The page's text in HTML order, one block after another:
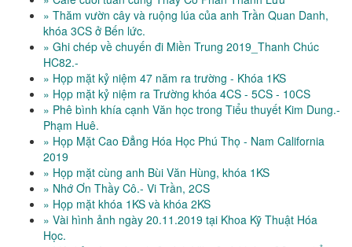
» Thăm vườn cây và ruộng lúa của anh Trần Quan Danh,
khóa 3CS ở Bến lức.
» Ghi chép về chuyến đi Miền Trung 2019_Thanh Chúc
HC82.-
» Họp mặt kỷ niệm 47 năm ra trường - Khóa 1KS
» Họp mặt kỷ niệm ra Trường khóa 4CS - 5CS - 10CS
» Phê bình khía cạnh Văn học trong Tiểu thuyết Kim Dung.-
Phạm Huê.
» Họp Mặt Cao Đẳng Hóa Học Phú Thọ - Nam California
2019
» Họp mặt cùng anh Bùi Văn Hùng, khóa 1KS
» Nhớ Ơn Thầy Cô.- Vi Trần, 2CS
» Họp mặt khóa 1KS và khóa 2KS
» Vài hình ảnh ngày 20.11.2019 tại Khoa Kỹ Thuật Hóa
Học.